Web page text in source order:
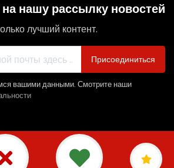
нашу рассылку новостей
лучший контент.
Присоединиться
вашими данными. Смотрите наши